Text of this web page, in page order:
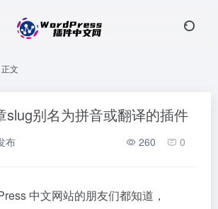
正文
slug别名为拼音或翻译的插件
布 260 0
中文网站的朋友们都知道，